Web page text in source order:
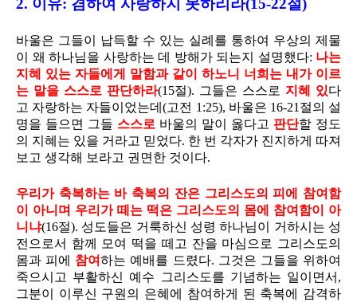
2. 이유: 겸하여 사랑하지 못하리라(15-22절)
바울은 그들이 납득할 수 있는 실례를 통하여 우상의 제물
이 왜 하나님을 사랑하는 데 방해가 되는지 설명했다: 나는
지혜 있는 자들에게 말함과 같이 하노니 너희는 내가 이르
는 말을 스스로 판단하라(15절). 그들은 스스로 지혜 있다
고 자랑하는 자들이었는데(고전 1:25), 바울은 16-21절의 설
명을 들으면 그들 스스로 바울의 말이 옳다고 판단할 정도
의 지혜는 있을 거라고 믿었다. 한 번 각자가 진지하게 따져
보고 생각해 보라고 권면한 것이다.
우리가 축복하는 바 축복의 잔은 그리스도의 피에 참여함
이 아니며 우리가 떼는 떡은 그리스도의 몸에 참여함이 아
니냐(16절). 성도들은 거룩하신 성령 하나님이 거하시는 성
전으로서 함께 모여 떡을 떼고 잔을 마심으로 그리스도의
몸과 피에
참여하는 예배를 드렸다. 그것은 그들을 위하여
죽으시고 부활하신 예수 그리스도를 기념하는 일이면서,
그분이 이루신 구원의 은혜에 참여하게 된 축복에 감격하